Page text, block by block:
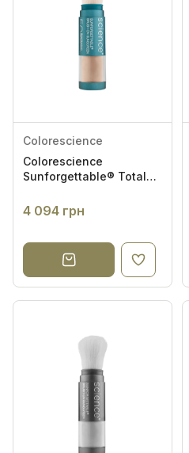
Colorescience
Colorescience
Sunforgettable® Total
Medium 6g -
Сонцезахисна пудра з
4 094 грн